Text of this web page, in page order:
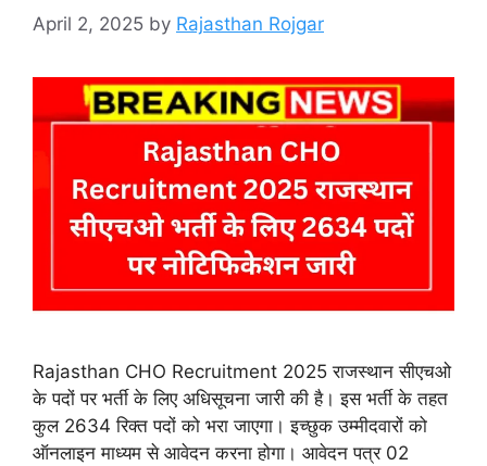
April 2, 2025 by Rajasthan Rojgar
Rajasthan CHO Recruitment 2025 राजस्थान सीएचओ
के पदों पर भर्ती के लिए अधिसूचना जारी की है। इस भर्ती के तहत
कुल 2634 रिक्त पदों को भरा जाएगा। इच्छुक उम्मीदवारों को
ऑनलाइन माध्यम से आवेदन करना होगा। आवेदन पत्र 02